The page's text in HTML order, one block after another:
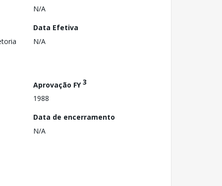
N/A
Data Efetiva
N/A
Aprovação FY3
1988
Data de encerramento
N/A